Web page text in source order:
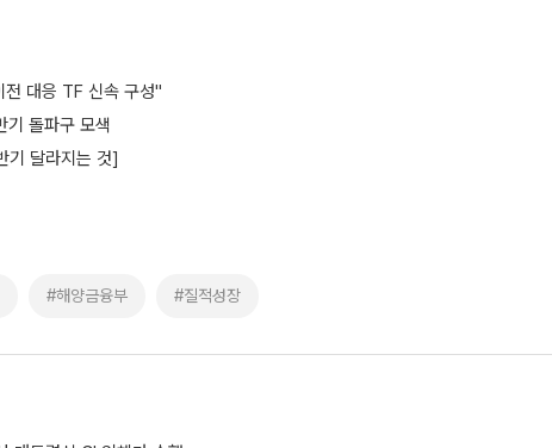
전 대응 TF 신속 구성"
기 돌파구 모색
기 달라지는 것]
#해양금융부 #질적성장